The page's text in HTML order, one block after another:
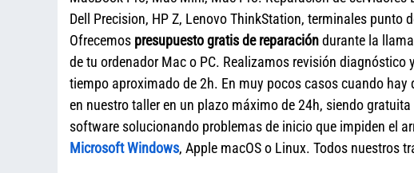
Dell Precision, HP Z, Lenovo ThinkStation, terminales punto
Ofrecemos presupuesto gratis de reparacióndurante la
de tu ordenador Mac o PC. Realizamos revisión
tiempo aproximado de 2h. En muy pocos casos cuando
en nuestro taller en un plazo máximo de 24h, siendo
software solucionando problemas de inicio que impiden el
Microsoft Windows, Apple macOS o Linux. Todos nuestros